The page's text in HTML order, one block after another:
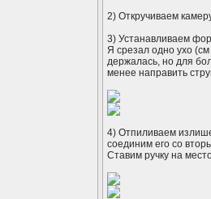
2) Откручиваем
3) Устанавливаем
Я срезал одно ухо
держалась, но для
менее направить
4) Отпиливаем
соединим его со
Ставим ручку на